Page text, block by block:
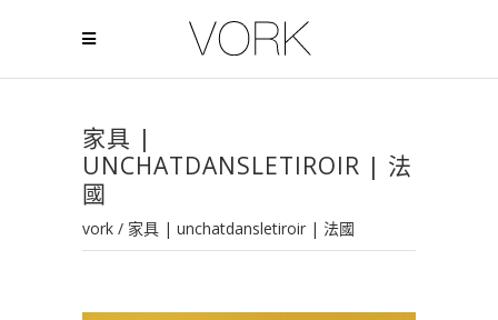
家具 |
UNCHATDANSLETIROIR | 法
國
vork / 家具 | unchatdansletiroir | 法國